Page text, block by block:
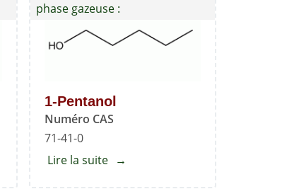
1-Pentanol
Numéro CAS
71-41-0
phase gazeuse :
Lire la suiteabout